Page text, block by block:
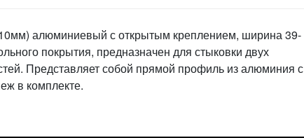
алюминиевый с открытым креплением, ширина 39-
покрытия, предназначен для стыковки двух
Представляет собой прямой профиль из алюминия с
в комплекте.